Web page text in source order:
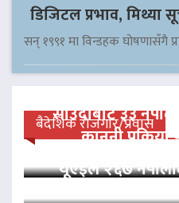
डिजिटल प्रभाव, मिथ्या
सन् १९९१ मा विन्डहक घोषणासँगै
बैदेशिक रोजगार/प्रवास
साउदीबाट ३३
कानुनी
यूएईले २६७